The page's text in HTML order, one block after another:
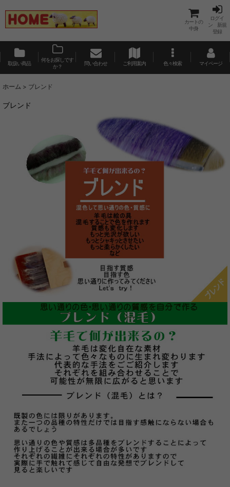
カートの
中身
ログイ
ン 新規
登録
取扱い商品
何をお探しです
か？
問い合わせ ご利用案内 色々検索 マイページ
ホーム > ブレンド
ブレンド